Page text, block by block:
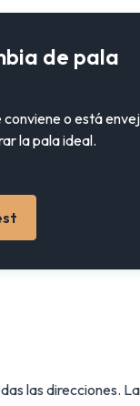
de pala
conviene o está
la pala ideal.
las direcciones.